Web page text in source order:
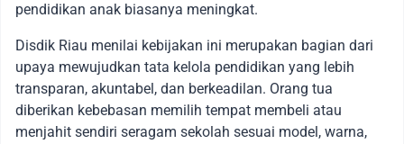
pendidikan anak biasanya meningkat.
Disdik Riau menilai kebijakan ini merupakan bagian dari
upaya mewujudkan tata kelola pendidikan yang lebih
transparan, akuntabel, dan berkeadilan. Orang tua
diberikan kebebasan memilih tempat membeli atau
menjahit sendiri seragam sekolah sesuai model, warna,